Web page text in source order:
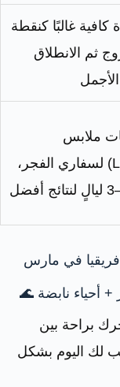
كافية غالبًا كنقطة
ثم الانطلاق
ملابس
(Layering) لسفاري الفجر،
براحة بين
لك اليوم بشكل